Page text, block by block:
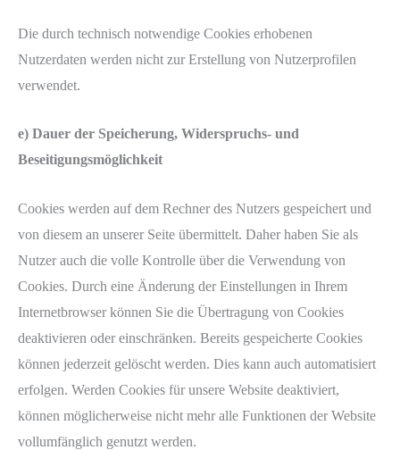
Die durch technisch notwendige Cookies erhobenen
Nutzerdaten werden nicht zur Erstellung von Nutzerprofilen
verwendet.
e) Dauer der Speicherung, Widerspruchs- und
Beseitigungsmöglichkeit
Cookies werden auf dem Rechner des Nutzers gespeichert und
von diesem an unserer Seite übermittelt. Daher haben Sie als
Nutzer auch die volle Kontrolle über die Verwendung von
Cookies. Durch eine Änderung der Einstellungen in Ihrem
Internetbrowser können Sie die Übertragung von Cookies
deaktivieren oder einschränken. Bereits gespeicherte Cookies
können jederzeit gelöscht werden. Dies kann auch automatisiert
erfolgen. Werden Cookies für unsere Website deaktiviert,
können möglicherweise nicht mehr alle Funktionen der Website
vollumfänglich genutzt werden.